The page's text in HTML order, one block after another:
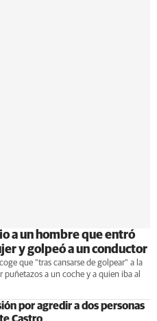
a un hombre que entró
y golpeó a un conductor
que "tras cansarse de golpear" a la
puñetazos a un coche y a quien iba al
por agredir a dos personas